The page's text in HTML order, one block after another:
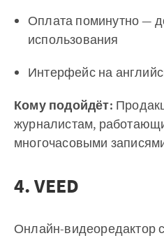
Оплата поминутно —
использования
Интерфейс на
Кому подойдёт:
журналистам,
многочасовыми
4. VEED
Онлайн-видеоредактор